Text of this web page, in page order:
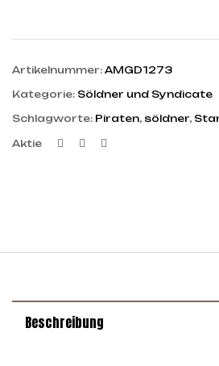
Artikelnummer: AMGD1273
Kategorie: Söldner und Syndicate
Schlagworte: Piraten, söldner,
Aktie Facebook
Twitter
Beschreibung